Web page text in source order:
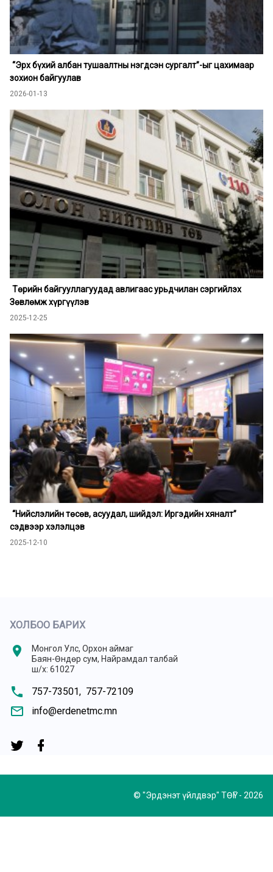
“Эрх бүхий албан тушаалтны нэгдсэн сургалт”-ыг цахимаар
зохион байгуулав
2026-01-13
Төрийн байгууллагуудад авлигаас урьдчилан сэргийлэх
Зөвлөмж хүргүүлэв
2025-12-25
“Нийслэлийн төсөв, асуудал, шийдэл: Иргэдийн хяналт”
сэдвээр хэлэлцэв
2025-12-10
ХОЛБОО БАРИХ
location_on
Монгол Улс, Орхон аймаг
Баян-Өндөр сум, Найрамдал талбай
ш/х: 61027
phone 757-73501, 757-72109
mail_outline info@erdenetmc.mn
© "Эрдэнэт үйлдвэр" ТӨҮГ - 2026